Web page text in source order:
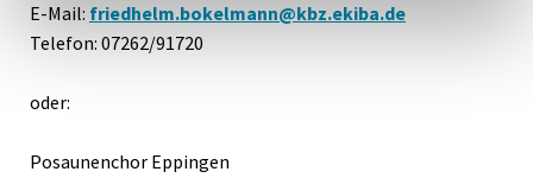
E-Mail: friedhelm.bokelmann@kbz.ekiba.de
Telefon: 07262/91720
oder:
Posaunenchor Eppingen